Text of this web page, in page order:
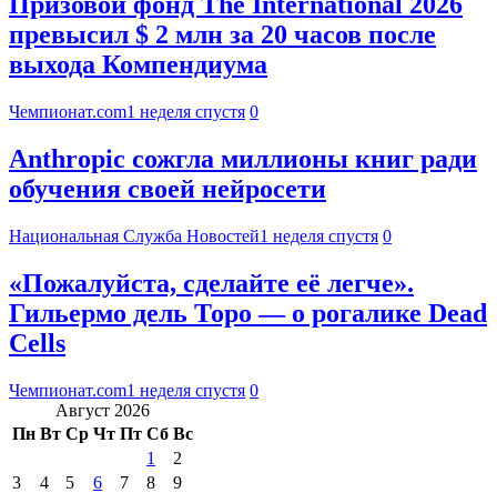
превысил $ 2 млн за 20 часов после
выхода Компендиума
Чемпионат.com1 неделя спустя 0
Anthropic сожгла миллионы книг ради
обучения своей нейросети
Национальная Служба Новостей1 неделя спустя 0
«Пожалуйста, сделайте её легче».
Гильермо дель Торо — о рогалике Dead
Cells
Чемпионат.com1 неделя спустя 0
Август 2026
Пн Вт Ср Чт Пт Сб Вс
1
2
3
4 5 6 7 8
9